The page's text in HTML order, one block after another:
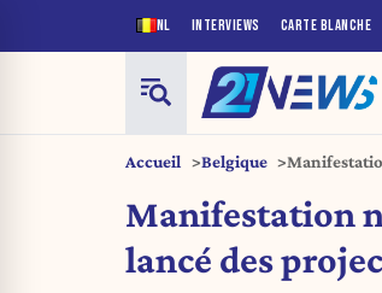
NL INTERVIEWS CARTE BLANCHE
Accueil Belgique
Manifestation
lancé des